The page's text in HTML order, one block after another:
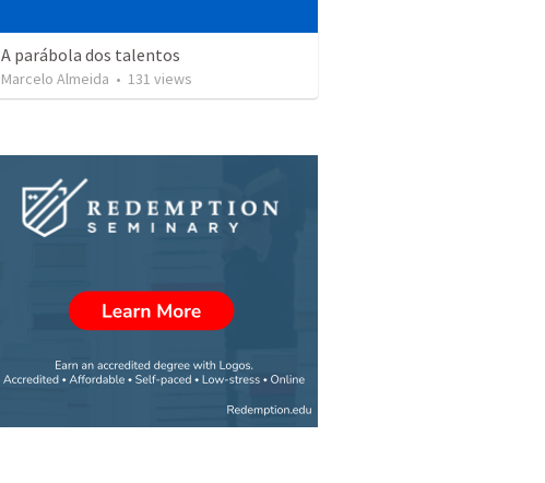
A parábola dos talentos
Marcelo Almeida • 131 views